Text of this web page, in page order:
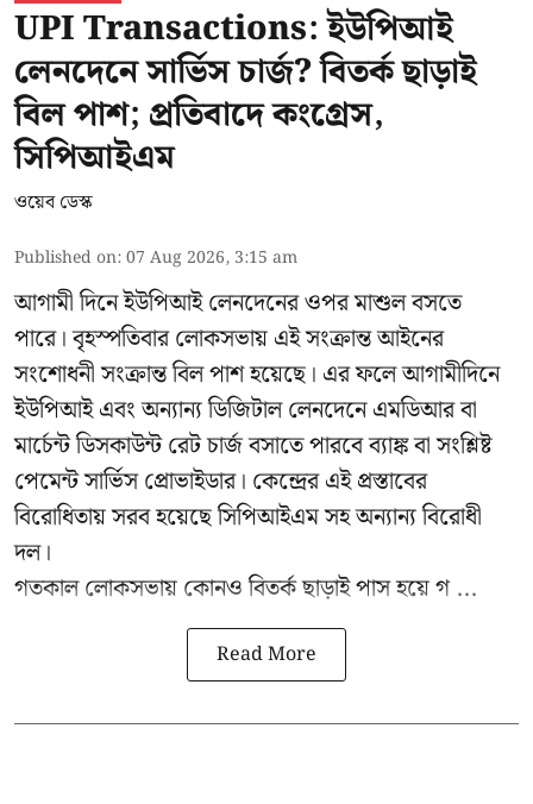
UPI Transactions: ইউপিআই
লেনদেনে সার্ভিস চার্জ? বিতর্ক ছাড়াই
বিল পাশ; প্রতিবাদে কংগ্রেস,
সিপিআইএম
ওয়েব ডেস্ক
Published on:07 Aug 2026, 3:15 am
আগামী দিনে ইউপিআই লেনদেনের ওপর মাশুল বসতে
পারে। বৃহস্পতিবার লোকসভায় এই সংক্রান্ত আইনের
সংশোধনী সংক্রান্ত বিল পাশ হয়েছে। এর ফলে আগামীদিনে
ইউপিআই এবং অন্যান্য ডিজিটাল লেনদেনে এমডিআর বা
মার্চেন্ট ডিসকাউন্ট রেট চার্জ বসাতে পারবে ব্যাঙ্ক বা সংশ্লিষ্ট
পেমেন্ট সার্ভিস প্রোভাইডার। কেন্দ্রের এই প্রস্তাবের
বিরোধিতায় সরব হয়েছে সিপিআইএম সহ অন্যান্য বিরোধী
দল।
গতকাল লোকসভায় কোনও বিতর্ক ছাড়াই পাস হয়ে গ ...
Read More